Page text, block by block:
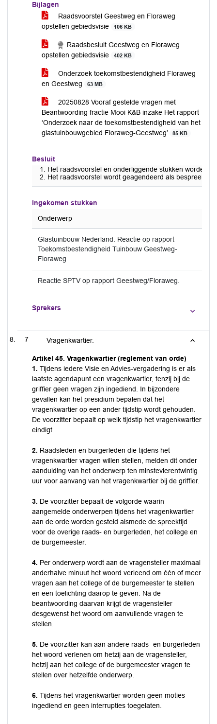
Bijlagen
Raadsvoorstel Geestweg en Floraweg
opstellen gebiedsvisie
106 KB
Raadsbesluit Geestweg en Floraweg
opstellen gebiedsvisie
402 KB
Onderzoek toekomstbestendigheid Floraweg
en Geestweg
63 MB
20250828 Vooraf gestelde vragen met
Beantwoording fractie Mooi K&B inzake Het rapport
‘Onderzoek naar de toekomstbestendigheid van het
glastuinbouwgebied Floraweg-Geestweg’
85 KB
Besluit
Het raadsvoorstel en onderliggende stukken worden
Het raadsvoorstel wordt geagendeerd als
Ingekomen stukken
Onderwerp
Glastuinbouw Nederland: Reactie op rapport
Toekomstbestendigheid Tuinbouw Geestweg-
Floraweg
Reactie SPTV op rapport Geestweg/Floraweg.
Sprekers
7 Vragenkwartier.
Artikel 45. Vragenkwartier (reglement van orde)
1. Tijdens iedere Visie en Advies-vergadering is er als
laatste agendapunt een vragenkwartier, tenzij bij de
griffier geen vragen zijn ingediend. In bijzondere
gevallen kan het presidium bepalen dat het
vragenkwartier op een ander tijdstip wordt gehouden.
De voorzitter bepaalt op welk tijdstip het vragenkwartier
eindigt.
2. Raadsleden en burgerleden die tijdens het
vragenkwartier vragen willen stellen, melden dit onder
aanduiding van het onderwerp ten minstevierentwintig
uur voor aanvang van het vragenkwartier bij de griffier.
3. De voorzitter bepaalt de volgorde waarin
aangemelde onderwerpen tijdens het vragenkwartier
aan de orde worden gesteld alsmede de spreektijd
voor de overige raads- en burgerleden, het college en
de burgemeester.
4. Per onderwerp wordt aan de vragensteller maximaal
anderhalve minuut het woord verleend om één of meer
vragen aan het college of de burgemeester te stellen
en een toelichting daarop te geven. Na de
beantwoording daarvan krijgt de vragensteller
desgewenst het woord om aanvullende vragen te
stellen.
5. De voorzitter kan aan andere raads- en burgerleden
het woord verlenen om hetzij aan de vragensteller,
hetzij aan het college of de burgemeester vragen te
stellen over hetzelfde onderwerp.
6. Tijdens het vragenkwartier worden geen moties
ingediend en geen interrupties toegelaten.